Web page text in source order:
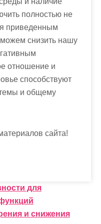
полностью не
приведенным
снизить нашу
отношение и
способствуют
и общему
сайта!
для
и снижения